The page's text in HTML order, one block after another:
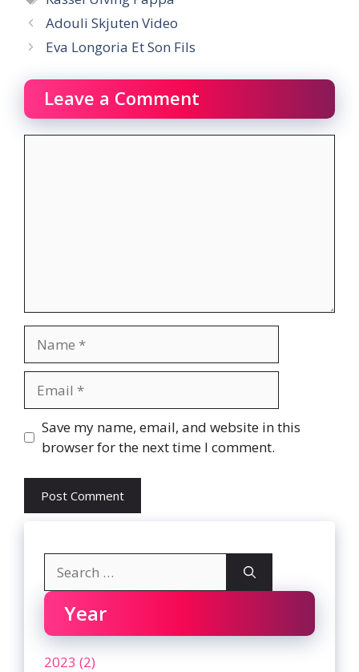
Adouli Skjuten Video
Eva Longoria Et Son Fils
Leave a Comment
Website
Save my name, email, and website in this
browser for the next time I comment.
for:
Year
2023 (2)